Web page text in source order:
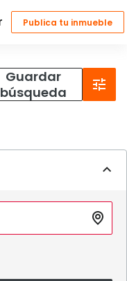
Guardar
búsqueda